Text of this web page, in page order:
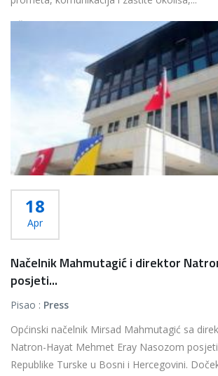
Više...
18
Apr
Načelnik Mahmutagić i direktor
posjeti...
Pisao : Press
Općinski načelnik Mirsad Mahmutagić sa
Natron-Hayat Mehmet Eray Nasozom
Republike Turske u Bosni i Hercegovini.